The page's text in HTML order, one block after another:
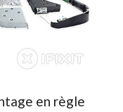
en règle